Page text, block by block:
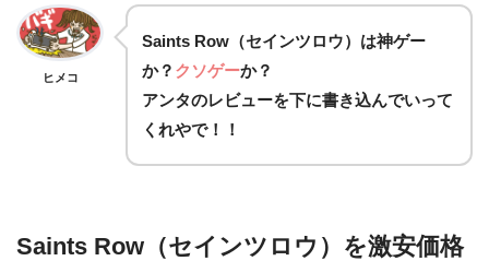
ヒメコ
Saints Row（セインツロウ）は神ゲー
か？ クソゲーか？
アンタのレビューを下に書き込んでいって
くれやで！！
Saints Row（セインツロウ）を激安価格